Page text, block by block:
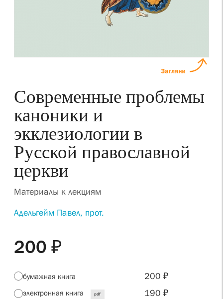
Современные проблемы
каноники и
экклезиологии в
Русской православной
церкви
Материалы к лекциям
Адельгейм Павел, прот.
200 ₽
бумажная книга 200 ₽
электронная книга pdf 190 ₽